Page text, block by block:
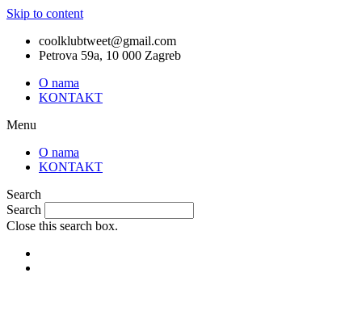
Skip to content
coolklubtweet@gmail.com
Petrova 59a, 10 000 Zagreb
O nama
KONTAKT
Menu
O nama
KONTAKT
Search
Search
Close this search box.